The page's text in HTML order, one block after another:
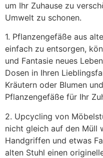
um Ihr Zuhause zu
Umwelt zu schonen.
1. Pflanzengefäße aus
einfach zu entsorgen,
und Fantasie neues
Dosen in Ihren
Kräutern oder Blumen
Pflanzengefäße für Ihr
2. Upcycling von
nicht gleich auf den Müll
Handgriffen und etwas
alten Stuhl einen